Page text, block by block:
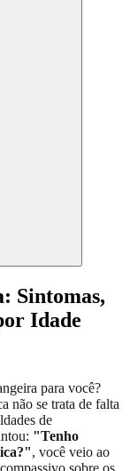
Sintomas,
Idade
para você?
não se trata de falta
de
"Tenho
, você veio ao
sobre os